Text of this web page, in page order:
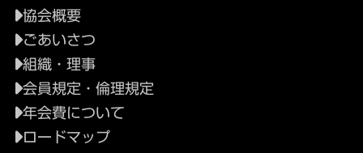
協会概要
ごあいさつ
組織・理事
会員規定・倫理規定
年会費について
ロードマップ